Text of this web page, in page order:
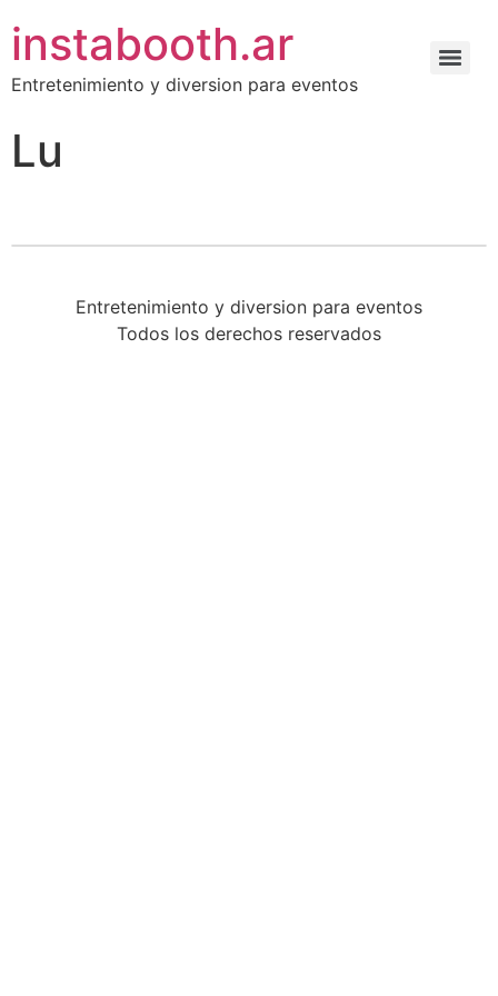
instabooth.ar
Entretenimiento y diversion para eventos
Lu
Entretenimiento y diversion para eventos
Todos los derechos reservados